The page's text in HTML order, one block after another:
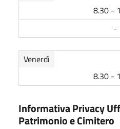
8.30 -
-
Venerdì
8.30 -
Informativa Privacy
Patrimonio e Cimitero